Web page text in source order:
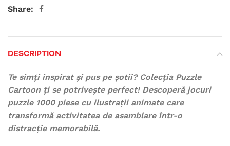
Share:
DESCRIPTION
Te simți inspirat și pus pe șotii? Colecția Puzzle
Cartoon ți se potrivește perfect! Descoperă jocuri
puzzle 1000 piese cu ilustrații animate care
transformă activitatea de asamblare într-o
distracție memorabilă.